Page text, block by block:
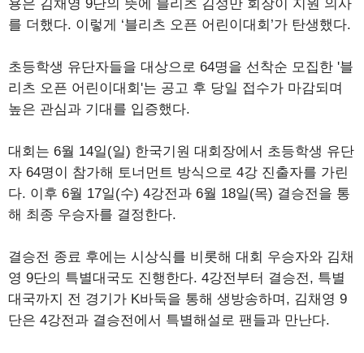
용은 김채영 9단의 뜻에 블리츠 김성만 회장이 지원 의사
를 더했다. 이렇게 ‘블리츠 오픈 어린이대회’가 탄생했다.
초등학생 유단자들을 대상으로 64명을 선착순 모집한 '블
리츠 오픈 어린이대회'는 공고 후 당일 접수가 마감되며
높은 관심과 기대를 입증했다.
대회는 6월 14일(일) 한국기원 대회장에서 초등학생 유단
자 64명이 참가해 토너먼트 방식으로 4강 진출자를 가린
다. 이후 6월 17일(수) 4강전과 6월 18일(목) 결승전을 통
해 최종 우승자를 결정한다.
결승전 종료 후에는 시상식를 비롯해 대회 우승자와 김채
영 9단의 특별대국도 진행한다. 4강전부터 결승전, 특별
대국까지 전 경기가 K바둑을 통해 생방송하며, 김채영 9
단은 4강전과 결승전에서 특별해설로 팬들과 만난다.